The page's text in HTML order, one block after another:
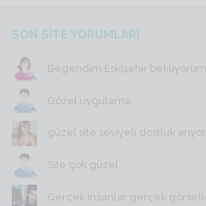
SON SİTE YORUMLARI
Begendim Eskişehir bekliyorum
Gözel uygulama
güzel site seviyeli dostluk
Site çok güzel
Gerçek insanlar gerçek